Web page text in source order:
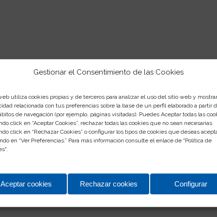
Gestionar el Consentimiento de las Cookies
utiliza cookies propias y de terceros para analizar el uso del sitio web y
relacionada con tus preferencias sobre la base de un perfil elaborado a partir
de navegación (por ejemplo, páginas visitadas). Puedes Aceptar todas las
click en “Aceptar Cookies”, rechazar todas las cookies que no sean necesarias
click en “Rechazar Cookies” o configurar los tipos de cookies que deseas
en “Ver Preferencias.” Para más información consulte el enlace de "Política de
".
Aceptar cookies Rechazar cookies Configurar
Talleres infantiles de Navidad